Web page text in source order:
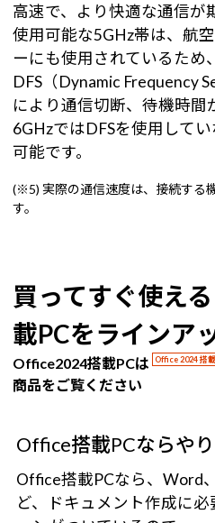
高速で、より快適な通信が
使用可能な5GHz帯は、航
ーにも使用されているため
DFS（Dynamic Frequency
により通信切断、待機時間
6GHzではDFSを使用して
可能です。
(※5) 実際の通信速度は、接続する
す。
買ってすぐ使え
載PCをラインア
Office2024搭載PCは Office 2024 搭
商品をご覧ください
Office搭載PCならや
Office搭載PCなら、Word
ど、ドキュメント作成に